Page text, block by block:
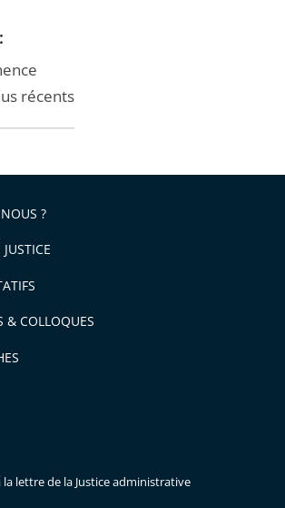
récents
?
& COLLOQUES
la lettre de la Justice administrative